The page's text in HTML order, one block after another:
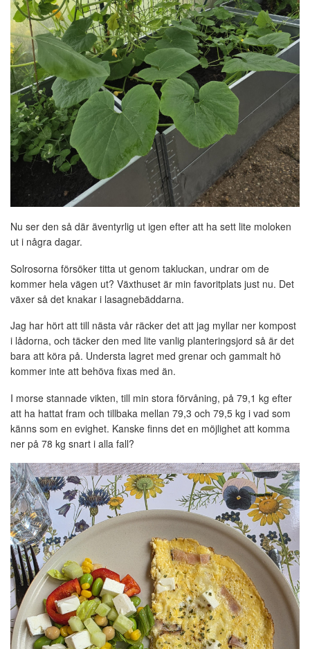
Nu ser den så där äventyrlig ut igen efter att ha sett lite moloken
ut i några dagar.
Solrosorna försöker titta ut genom takluckan, undrar om de
kommer hela vägen ut? Växthuset är min favoritplats just nu. Det
växer så det knakar i lasagnebäddarna.
Jag har hört att till nästa vår räcker det att jag myllar ner kompost
i lådorna, och täcker den med lite vanlig planteringsjord så är det
bara att köra på. Understa lagret med grenar och gammalt hö
kommer inte att behöva fixas med än.
I morse stannade vikten, till min stora förvåning, på 79,1 kg efter
att ha hattat fram och tillbaka mellan 79,3 och 79,5 kg i vad som
känns som en evighet. Kanske finns det en möjlighet att komma
ner på 78 kg snart i alla fall?